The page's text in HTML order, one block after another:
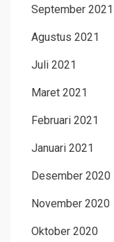
September 2021
Agustus 2021
Juli 2021
Maret 2021
Februari 2021
Januari 2021
Desember 2020
November 2020
Oktober 2020